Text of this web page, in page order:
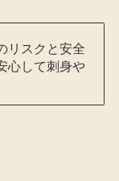
リスクと安全
心して刺身や